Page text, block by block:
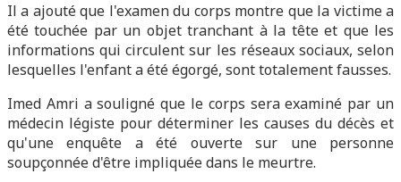
Il a ajouté que l'examen du corps montre que la victime a
été touchée par un objet tranchant à la tête et que les
informations qui circulent sur les réseaux sociaux, selon
lesquelles l'enfant a été égorgé, sont totalement fausses.
Imed Amri a souligné que le corps sera examiné par un
médecin légiste pour déterminer les causes du décès et
qu'une enquête a été ouverte sur une personne
soupçonnée d'être impliquée dans le meurtre.